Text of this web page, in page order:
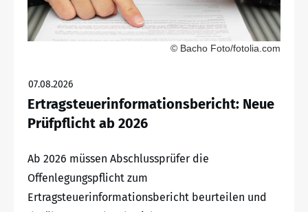
© Bacho Foto/fotolia.com
07.08.2026
Ertragsteuerinformationsbericht: Neue
Prüfpflicht ab 2026
Ab 2026 müssen Abschlussprüfer die
Offenlegungspflicht zum
Ertragsteuerinformationsbericht beurteilen und